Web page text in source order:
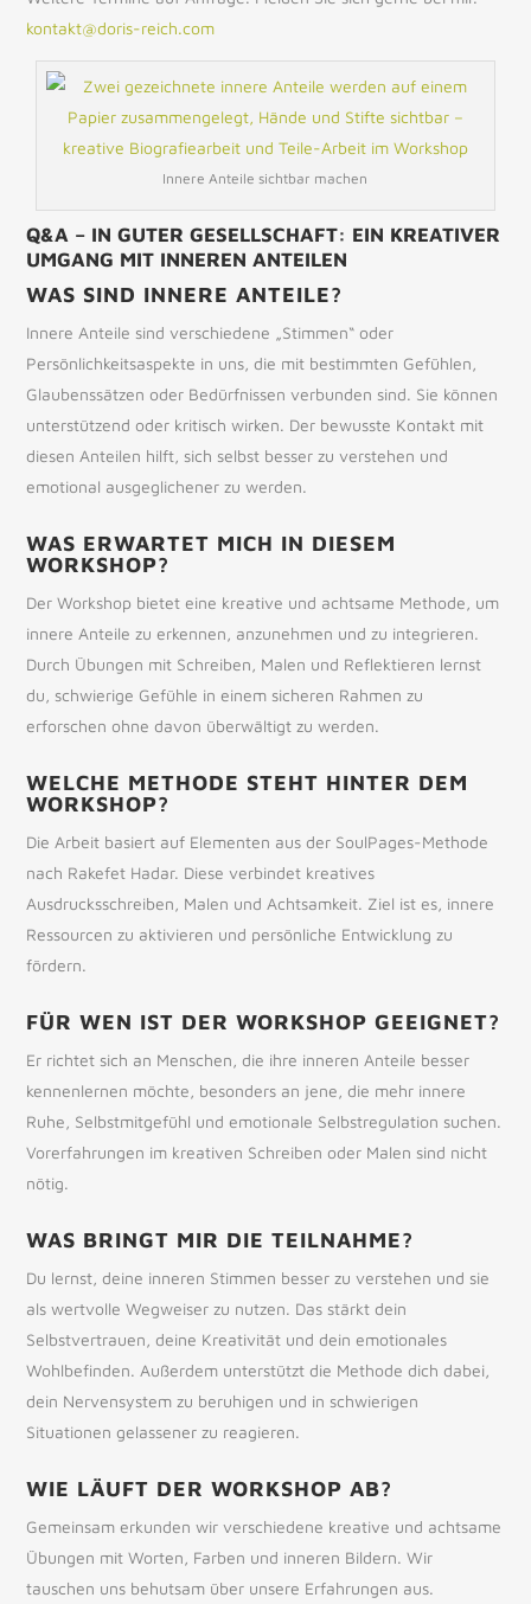
kontakt@doris-reich.com
Innere Anteile sichtbar machen
Q&A – IN GUTER GESELLSCHAFT: EIN KREATIVER
UMGANG MIT INNEREN ANTEILEN
WAS SIND INNERE ANTEILE?
Innere Anteile sind verschiedene „Stimmen“ oder
Persönlichkeitsaspekte in uns, die mit bestimmten Gefühlen,
Glaubenssätzen oder Bedürfnissen verbunden sind. Sie können
unterstützend oder kritisch wirken. Der bewusste Kontakt mit
diesen Anteilen hilft, sich selbst besser zu verstehen und
emotional ausgeglichener zu werden.
WAS ERWARTET MICH IN DIESEM
WORKSHOP?
Der Workshop bietet eine kreative und achtsame Methode, um
innere Anteile zu erkennen, anzunehmen und zu integrieren.
Durch Übungen mit Schreiben, Malen und Reflektieren lernst
du, schwierige Gefühle in einem sicheren Rahmen zu
erforschen ohne davon überwältigt zu werden.
WELCHE METHODE STEHT HINTER DEM
WORKSHOP?
Die Arbeit basiert auf Elementen aus der SoulPages-Methode
nach Rakefet Hadar. Diese verbindet kreatives
Ausdrucksschreiben, Malen und Achtsamkeit. Ziel ist es, innere
Ressourcen zu aktivieren und persönliche Entwicklung zu
fördern.
FÜR WEN IST DER WORKSHOP GEEIGNET?
Er richtet sich an Menschen, die ihre inneren Anteile besser
kennenlernen möchte, besonders an jene, die mehr innere
Ruhe, Selbstmitgefühl und emotionale Selbstregulation suchen.
Vorerfahrungen im kreativen Schreiben oder Malen sind nicht
nötig.
WAS BRINGT MIR DIE TEILNAHME?
Du lernst, deine inneren Stimmen besser zu verstehen und sie
als wertvolle Wegweiser zu nutzen. Das stärkt dein
Selbstvertrauen, deine Kreativität und dein emotionales
Wohlbefinden. Außerdem unterstützt die Methode dich dabei,
dein Nervensystem zu beruhigen und in schwierigen
Situationen gelassener zu reagieren.
WIE LÄUFT DER WORKSHOP AB?
Gemeinsam erkunden wir verschiedene kreative und achtsame
Übungen mit Worten, Farben und inneren Bildern. Wir
tauschen uns behutsam über unsere Erfahrungen aus.